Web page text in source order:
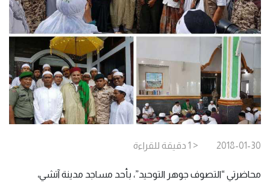
2018-01-30
< 1 دقيقة للقراءة
محاضرتي “التصوف جوهر التوحيد”، بأحد مساجد مدينة آتشي،